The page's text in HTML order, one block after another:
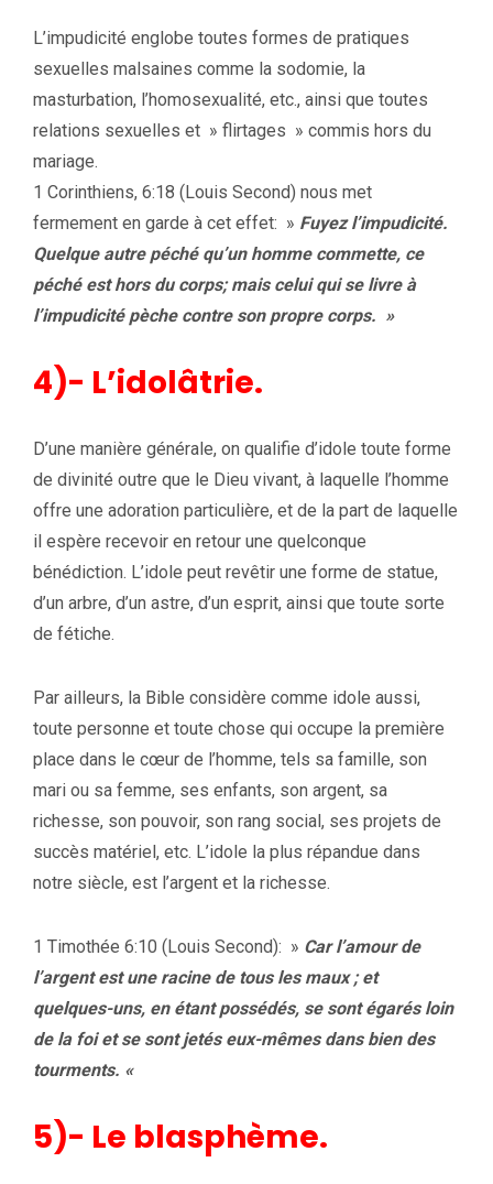
L’impudicité englobe toutes formes de pratiques
sexuelles malsaines comme la sodomie, la
masturbation, l’homosexualité, etc., ainsi que toutes
relations sexuelles et » flirtages » commis hors du
mariage.
1 Corinthiens, 6:18 (Louis Second) nous met
fermement en garde à cet effet: » Fuyez l’impudicité.
Quelque autre péché qu’un homme commette, ce
péché est hors du corps; mais celui qui se livre à
l’impudicité pèche contre son propre corps. »
4)- L’idolâtrie.
D’une manière générale, on qualifie d’idole toute forme
de divinité outre que le Dieu vivant, à laquelle l’homme
offre une adoration particulière, et de la part de laquelle
il espère recevoir en retour une quelconque
bénédiction. L’idole peut revêtir une forme de statue,
d’un arbre, d’un astre, d’un esprit, ainsi que toute sorte
de fétiche.
Par ailleurs, la Bible considère comme idole aussi,
toute personne et toute chose qui occupe la première
place dans le cœur de l’homme, tels sa famille, son
mari ou sa femme, ses enfants, son argent, sa
richesse, son pouvoir, son rang social, ses projets de
succès matériel, etc. L’idole la plus répandue dans
notre siècle, est l’argent et la richesse.
1 Timothée 6:10 (Louis Second): » Car l’amour de
l’argent est une racine de tous les maux ; et
quelques-uns, en étant possédés, se sont égarés loin
de la foi et se sont jetés eux-mêmes dans bien des
tourments. «
5)- Le blasphème.